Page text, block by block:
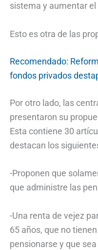
sistema y aumentar
Esto es otra de las
Recomendado:
fondos privados
Por otro lado, las
presentaron su
Esta contiene 30
destacan los
-Proponen que
que administre las
-Una renta de vejez
65 años, que no
pensionarse y que